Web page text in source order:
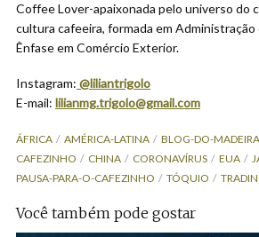
Coffee Lover-apaixonada pelo universo do
cultura cafeeira, formada em Administração
Ênfase em Comércio Exterior.
Instagram: @liliantrigolo
E-mail: lilianmg.trigolo@gmail.com
ÁFRICA AMÉRICA-LATINA BLOG-DO-MADEIRA
CAFEZINHO
CHINA CORONAVÍRUS EUA
PAUSA-PARA-O-CAFEZINHO
TÓQUIO
Você também pode gostar